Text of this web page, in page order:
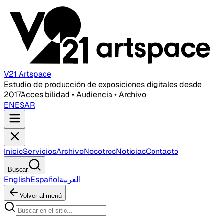
V21 Artspace
Estudio de producción de exposiciones digitales desde
2017Accesibilidad • Audiencia • Archivo
ENESAR
InicioServiciosArchivoNosotrosNoticiasContacto
Buscar
EnglishEspañolالعربية
Volver al menú